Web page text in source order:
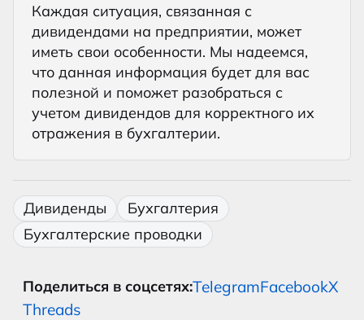
Каждая ситуация, связанная с
дивидендами на предприятии, может
иметь свои особенности. Мы надеемся,
что данная информация будет для вас
полезной и поможет разобраться с
учетом дивидендов для корректного их
отражения в бухгалтерии.
Дивиденды
Бухгалтерия
Бухгалтерские проводки
Поделиться в соцсетях:TelegramFacebookX
Threads